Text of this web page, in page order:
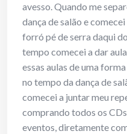
avesso. Quando me
dança de salão e
forró pé de serra daqui
tempo comecei a dar
essas aulas de uma
no tempo da dança de
comecei a juntar meu
comprando todos os
eventos, diretamente